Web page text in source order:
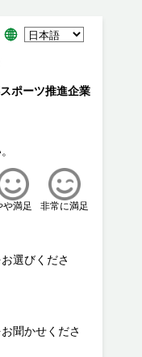
ポーツ推進企業
や満足 非常に満足
選びくださ
聞かせくださ